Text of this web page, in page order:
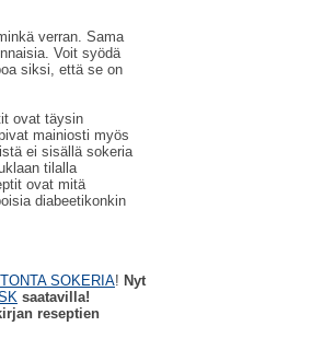
verran. Sama
Voit syödä
siksi, että se on
ovat täysin
mainiosti myös
ei sisällä sokeria
tilalla
ovat mitä
diabeetikonkin
SOKERIA! Nyt
saatavilla!
reseptien